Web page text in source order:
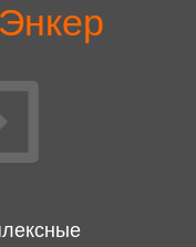
Энкер